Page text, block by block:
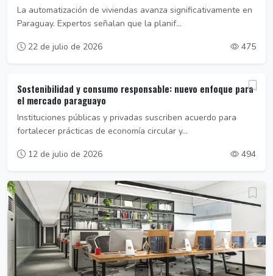
La automatización de viviendas avanza significativamente en
Paraguay. Expertos señalan que la planif...
22 de julio de 2026
475
Sostenibilidad y consumo responsable: nuevo enfoque para
el mercado paraguayo
Instituciones públicas y privadas suscriben acuerdo para
fortalecer prácticas de economía circular y...
12 de julio de 2026
494